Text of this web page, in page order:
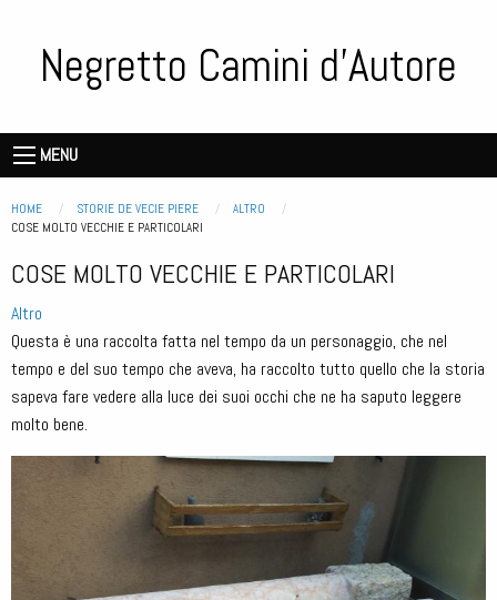
contenutoNegretto Camini d'Autore
de
vecie
Main
navigation
MENU
Briciole di pane
HOME STORIE DE VECIE PIERE
ALTRO
CURRENT:
COSE MOLTO VECCHIE E PARTICOLARI
COSE MOLTO VECCHIE E PARTICOLARI
Altro
Questa è una raccolta fatta nel tempo da un personaggio, che nel
tempo e del suo tempo che aveva, ha raccolto tutto quello che la storia
sapeva fare vedere alla luce dei suoi occhi che ne ha saputo leggere
molto bene.